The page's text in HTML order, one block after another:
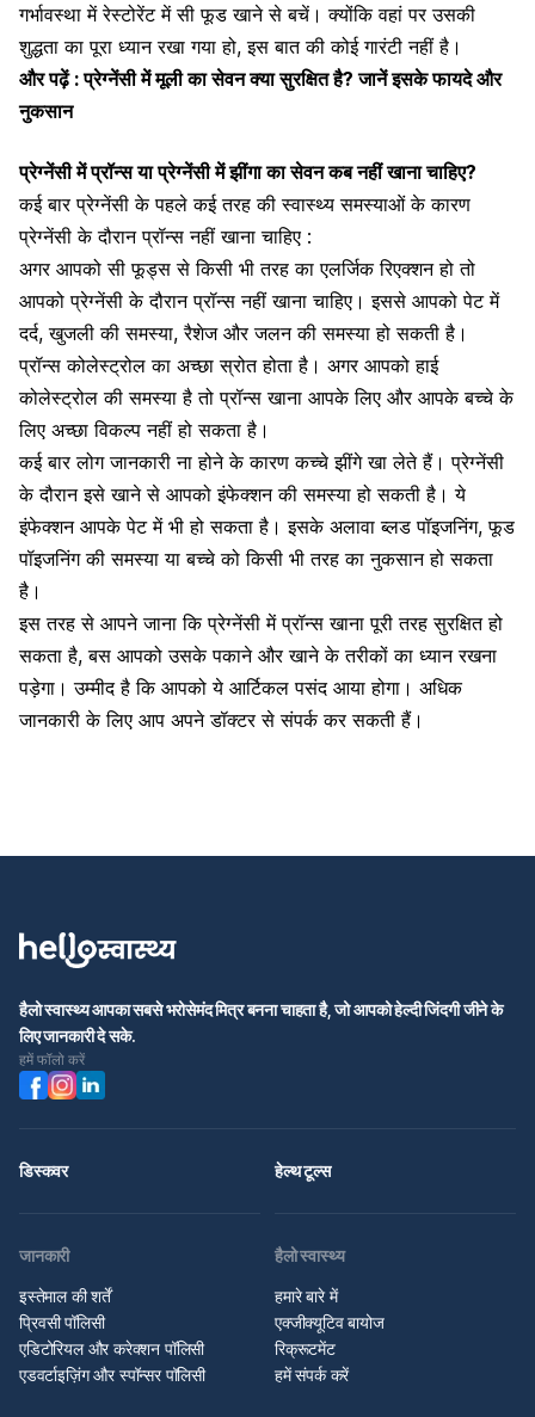
गर्भावस्था में रेस्टोरेंट में सी फूड खाने से बचें। क्योंकि वहां पर उसकी
शुद्धता का पूरा ध्यान रखा गया हो, इस बात की कोई गारंटी नहीं है।
और पढ़ें :प्रेग्नेंसी में मूली का सेवन क्या सुरक्षित है? जानें इसके फायदे और
नुकसान
प्रेग्नेंसी में प्रॉन्स या प्रेग्नेंसी में झींगा का सेवन कब नहीं खाना चाहिए?
कई बार प्रेग्नेंसी के पहले कई तरह की स्वास्थ्य समस्याओं के कारण
प्रेग्नेंसी के दौरान प्रॉन्स नहीं खाना चाहिए :
अगर आपको सी फूड्स से किसी भी तरह का एलर्जिक रिएक्शन हो तो
आपको प्रेग्नेंसी के दौरान प्रॉन्स नहीं खाना चाहिए। इससे आपको पेट में
दर्द,खुजली की समस्या, रैशेज और जलन की समस्या हो सकती है।
प्रॉन्स कोलेस्ट्रोल का अच्छा स्रोत होता है। अगर आपकोहाई
कोलेस्ट्रोल की समस्या है तो प्रॉन्स खाना आपके लिए और आपके बच्चे के
लिए अच्छा विकल्प नहीं हो सकता है।
कई बार लोग जानकारी ना होने के कारण कच्चे झींगे खा लेते हैं। प्रेग्नेंसी
के दौरान इसे खाने से आपको इंफेक्शन की समस्या हो सकती है। ये
इंफेक्शन आपके पेट में भी हो सकता है। इसके अलावा ब्लड पॉइजनिंग,फूड
पॉइजनिंग की समस्या या बच्चे को किसी भी तरह का नुकसान हो सकता
है।
इस तरह से आपने जाना कि प्रेग्नेंसी में प्रॉन्स खाना पूरी तरह सुरक्षित हो
सकता है, बस आपको उसके पकाने और खाने के तरीकों का ध्यान रखना
पड़ेगा। उम्मीद है कि आपको ये आर्टिकल पसंद आया होगा। अधिक
जानकारी के लिए आप अपने डॉक्टर से संपर्क कर सकती हैं।
हैलो स्वास्थ्य आपका सबसे भरोसेमंद मित्र बनना चाहता है, जो आपको हेल्दी जिंदगी जीने के
लिए जानकारी दे सके.
हमें फॉलो करें
डिस्कवर हेल्थ टूल्स
जानकारी
इस्तेमाल की शर्तें
प्रिवसी पॉलिसी
एडिटोरियल और करेक्शन पॉलिसी
एडवर्टाइज़िंग और स्पॉन्सर पॉलिसी
हैलो स्वास्थ्य
हमारे बारे में
एक्जीक्यूटिव बायोज
रिक्रूटमेंट
हमें संपर्क करें